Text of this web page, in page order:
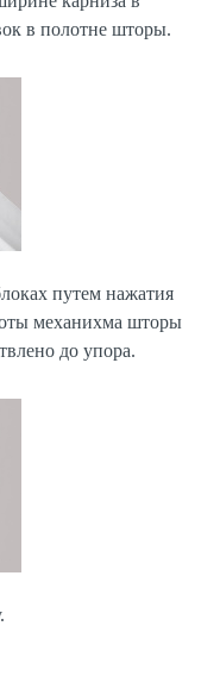
в полотне шторы.
путем нажатия
механихма шторы
до упора.